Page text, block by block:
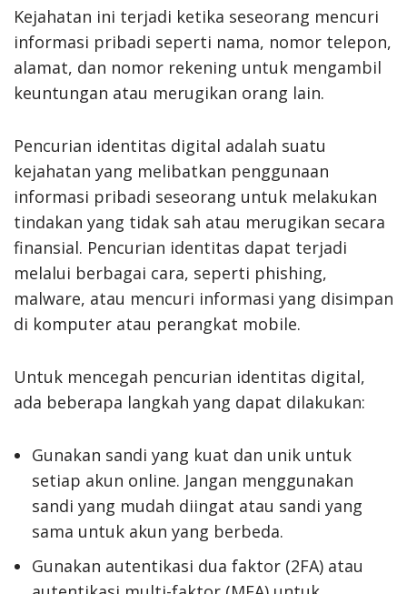
Kejahatan ini terjadi ketika seseorang mencuri
informasi pribadi seperti nama, nomor telepon,
alamat, dan nomor rekening untuk mengambil
keuntungan atau merugikan orang lain.
Pencurian identitas digital adalah suatu
kejahatan yang melibatkan penggunaan
informasi pribadi seseorang untuk melakukan
tindakan yang tidak sah atau merugikan secara
finansial. Pencurian identitas dapat terjadi
melalui berbagai cara, seperti phishing,
malware, atau mencuri informasi yang disimpan
di komputer atau perangkat mobile.
Untuk mencegah pencurian identitas digital,
ada beberapa langkah yang dapat dilakukan:
Gunakan sandi yang kuat dan unik untuk
setiap akun online. Jangan menggunakan
sandi yang mudah diingat atau sandi yang
sama untuk akun yang berbeda.
Gunakan autentikasi dua faktor (2FA) atau